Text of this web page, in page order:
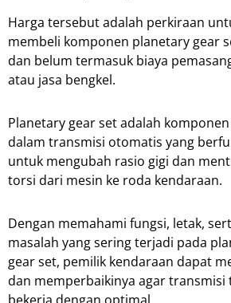
Harga tersebut adalah perkiraan
membeli komponen planetary gear
dan belum termasuk biaya
atau jasa bengkel.
Planetary gear set adalah
dalam transmisi otomatis yang
untuk mengubah rasio gigi dan
torsi dari mesin ke roda kendaraan.
Dengan memahami fungsi, letak,
masalah yang sering terjadi pada
gear set, pemilik kendaraan dapat
dan memperbaikinya agar transmisi
bekerja dengan optimal.